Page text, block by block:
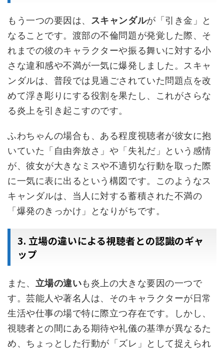
もう一つの要因は、 スキャンダルが「引き金」と
なることです。渡部の不倫問題が発覚した際、そ
れまでの彼のキャラクターや振る舞いに対する小
さな違和感や不満が一気に爆発しました。スキャ
ンダルは、普段では見過ごされていた問題点を改
めて浮き彫りにする役割を果たし、これがさらな
る炎上を引き起こすのです。
ふわちゃんの場合も、ある程度視聴者が彼女に抱
いていた「自由奔放さ」や「失礼だ」という感情
が、彼女が大きなミスや不適切な行動を取った際
に一気に表に出るという構図です。このようなス
キャンダルは、当人に対する蓄積された不満の
「爆発のきっかけ」となりがちです。
3. 立場の違いによる視聴者との認識のギャ
ップ
また、 立場の違いも炎上の大きな要因の一つで
す。芸能人や著名人は、そのキャラクターが日常
生活や仕事の場で特に際立つ存在です。しかし、
視聴者との間にある期待や礼儀の基準が異なるた
め、ちょっとした行動が「ズレ」として捉えられ